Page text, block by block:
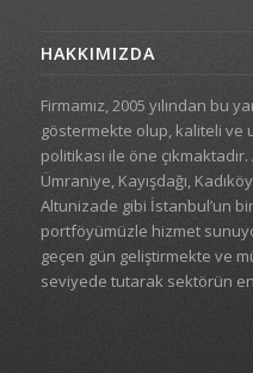
HAKKIMIZDA
Firmamız, 2005 yılından bu
göstermekte olup, kaliteli ve
politikası ile öne
Ümraniye, Kayışdağı,
Altunizade gibi İstanbul’un
portföyümüzle hizmet
geçen gün geliştirmekte ve
seviyede tutarak sektörün